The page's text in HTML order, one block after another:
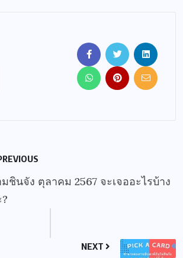
ชินจัง ตุลาคม 2567 จะเจออะไรบ้าง
NEXT